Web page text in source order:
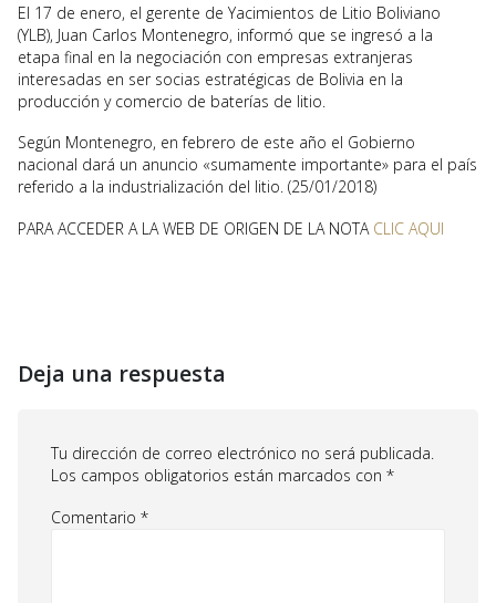
El 17 de enero, el gerente de Yacimientos de Litio Boliviano
(YLB), Juan Carlos Montenegro, informó que se ingresó a la
etapa final en la negociación con empresas extranjeras
interesadas en ser socias estratégicas de Bolivia en la
producción y comercio de baterías de litio.
Según Montenegro, en febrero de este año el Gobierno
nacional dará un anuncio «sumamente importante» para el país
referido a la industrialización del litio. (25/01/2018)
PARA ACCEDER A LA WEB DE ORIGEN DE LA NOTA CLIC AQUI
Deja una respuesta
Tu dirección de correo electrónico no será publicada.
Los campos obligatorios están marcados con *
Comentario *